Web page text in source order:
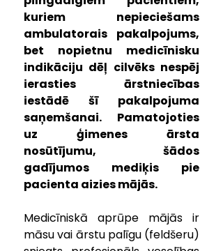
kuriem nepieciešams
ambulatorais pakalpojums,
bet nopietnu medicīnisku
indikāciju dēļ cilvēks nespēj
ierasties ārstniecības
iestādē šī pakalpojuma
saņemšanai. Pamatojoties
uz ģimenes ārsta
nosūtījumu, šādos
gadījumos mediķis pie
pacienta aizies mājās.
Medicīniskā aprūpe mājās ir
māsu vai ārstu palīgu (feldšeru)